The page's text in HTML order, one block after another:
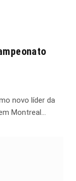
novo líder da
Montreal…